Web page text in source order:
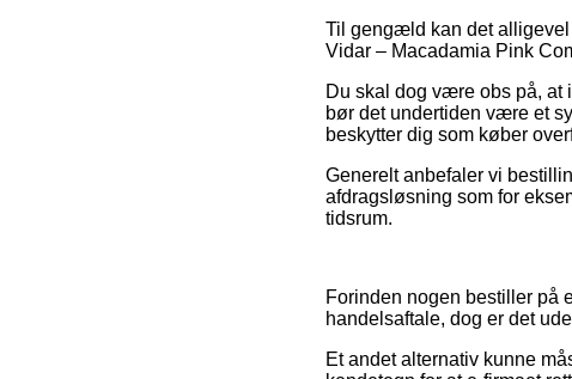
Til gengæld kan det alligevel
Vidar – Macadamia Pink
Du skal dog være obs på, at
bør det undertiden være et
beskytter dig som køber
Generelt anbefaler vi
afdragsløsning som for
tidsrum.
Forinden nogen bestiller på
handelsaftale, dog er det
Et andet alternativ kunne